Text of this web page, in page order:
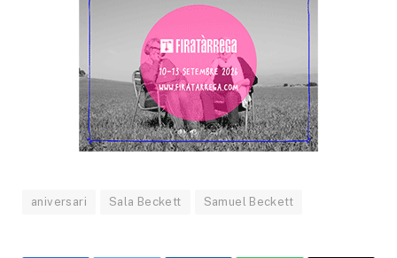
aniversari Sala Beckett Samuel Beckett